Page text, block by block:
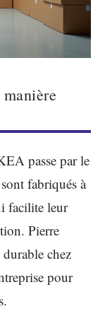
passe par le
fabriqués à
facilite leur
Pierre
chez
pour